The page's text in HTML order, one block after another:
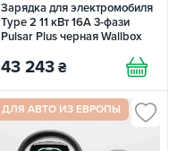
Зарядка для электромобиля
Type 2 11 кВт 16A 3-фази
Pulsar Plus черная Wallbox
43 243 ₴
ДЛЯ АВТО ИЗ ЕВРОПЫ